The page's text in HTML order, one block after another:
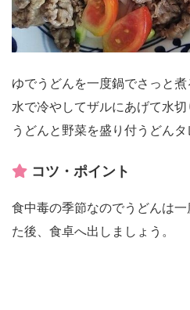
ゆでうどんを一度鍋でさっと煮
水で冷やしてザルにあげて水切
うどんと野菜を盛り付うどんタ
コツ・ポイント
食中毒の季節なのでうどんは
た後、食卓へ出しましょう。